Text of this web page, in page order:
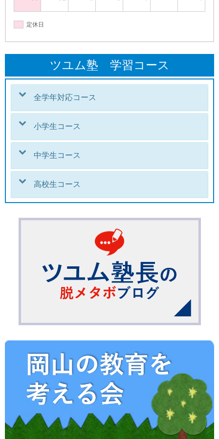
定休日
ツユム塾 学習コース
全学年対応コース
小学生コース
中学生コース
高校生コース